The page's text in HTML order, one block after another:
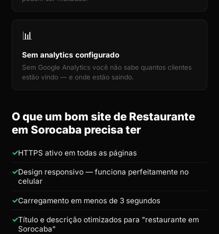
📊
Sem analytics configurado
Sem Google Analytics você não sabe quantos clientes
estão vindo — e onde estão saindo.
O que um bom site de Restaurante
em Sorocaba precisa ter
HTTPS ativo em todas as páginas
Design responsivo — funciona perfeitamente no
celular
Carregamento em menos de 3 segundos
Título e descrição otimizados para "restaurante em
Sorocaba"